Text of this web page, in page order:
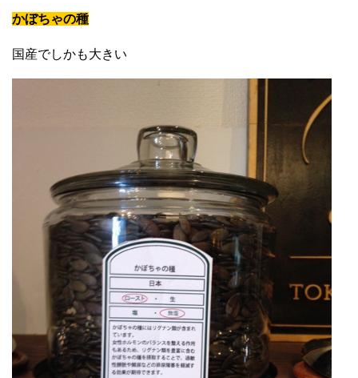
かぼちゃの種
国産でしかも大きい